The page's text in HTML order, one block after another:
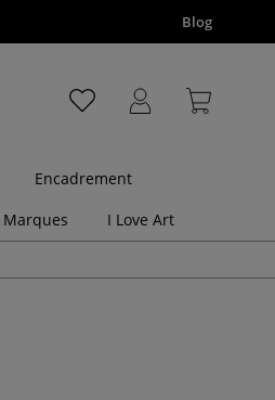
Blog
Encadrement
Marques I Love Art